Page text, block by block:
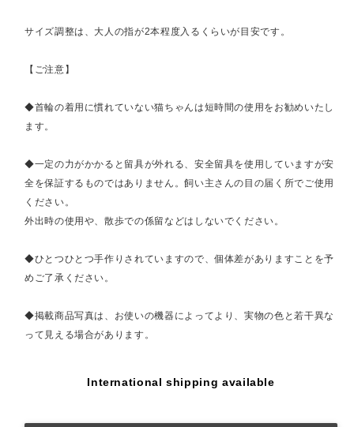
サイズ調整は、大人の指が2本程度入るくらいが目安です。
【ご注意】
◆首輪の着用に慣れていない猫ちゃんは短時間の使用をお勧めいたし
ます。
◆一定の力がかかると留具が外れる、安全留具を使用していますが安
全を保証するものではありません。飼い主さんの目の届く所でご使用
ください。
外出時の使用や、散歩での係留などはしないでください。
◆ひとつひとつ手作りされていますので、個体差がありますことを予
めご了承ください。
◆掲載商品写真は、お使いの機器によってより、実物の色と若干異な
って見える場合があります。
International shipping available